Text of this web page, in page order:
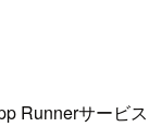
Runnerサービス